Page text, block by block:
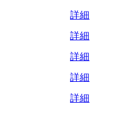
詳細
詳細
詳細
詳細
詳細